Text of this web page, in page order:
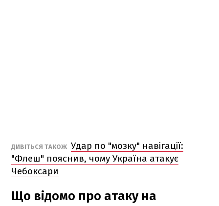
ДИВІТЬСЯ ТАКОЖ Удар по "мозку" навігації:
"Флеш" пояснив, чому Україна атакує
Чебоксари
Що відомо про атаку на